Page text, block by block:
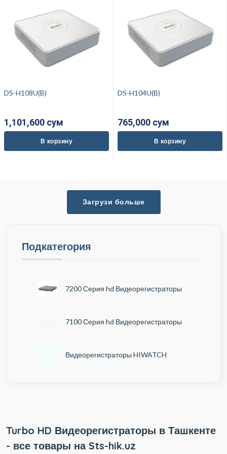
DS-H108U(B)
1,101,600 cум
В корзину
DS-H104U(B)
765,000 cум
В корзину
Загрузи больше
Подкатегория
7200 Серия hd Видеорегистраторы
7100 Серия hd Видеорегистраторы
Видеорегистраторы HIWATCH
Turbo HD Видеорегистраторы в Ташкенте
- все товары на Sts-hik.uz